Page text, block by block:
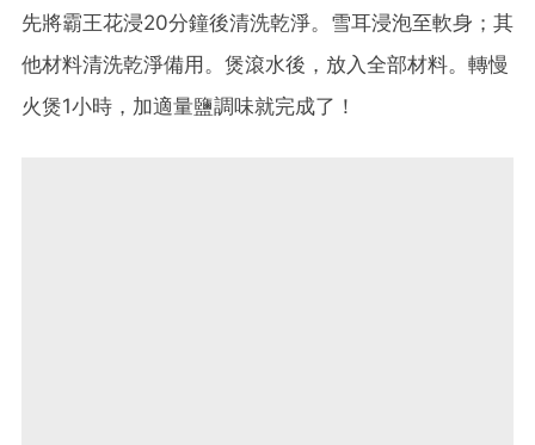
先將霸王花浸20分鐘後清洗乾淨。雪耳浸泡至軟身；其
他材料清洗乾淨備用。煲滾水後，放入全部材料。轉慢
火煲1小時，加適量鹽調味就完成了！